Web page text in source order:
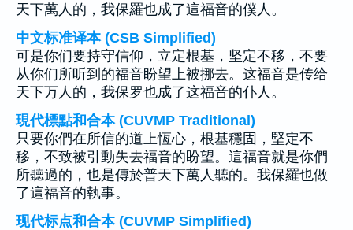
天下萬人的，我保羅也成了這福音的僕人。
中文标准译本 (CSB Simplified)
可是你们要持守信仰，立定根基，坚定不移，不要
从你们所听到的福音盼望上被挪去。这福音是传给
天下万人的，我保罗也成了这福音的仆人。
現代標點和合本 (CUVMP Traditional)
只要你們在所信的道上恆心，根基穩固，堅定不
移，不致被引動失去福音的盼望。這福音就是你們
所聽過的，也是傳於普天下萬人聽的。我保羅也做
了這福音的執事。
现代标点和合本 (CUVMP Simplified)